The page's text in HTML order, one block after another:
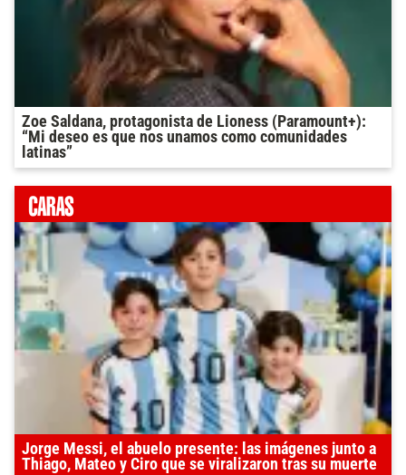
Zoe Saldana, protagonista de Lioness (Paramount+):
“Mi deseo es que nos unamos como comunidades
latinas”
Jorge Messi, el abuelo presente: las imágenes junto a
Thiago, Mateo y Ciro que se viralizaron tras su muerte